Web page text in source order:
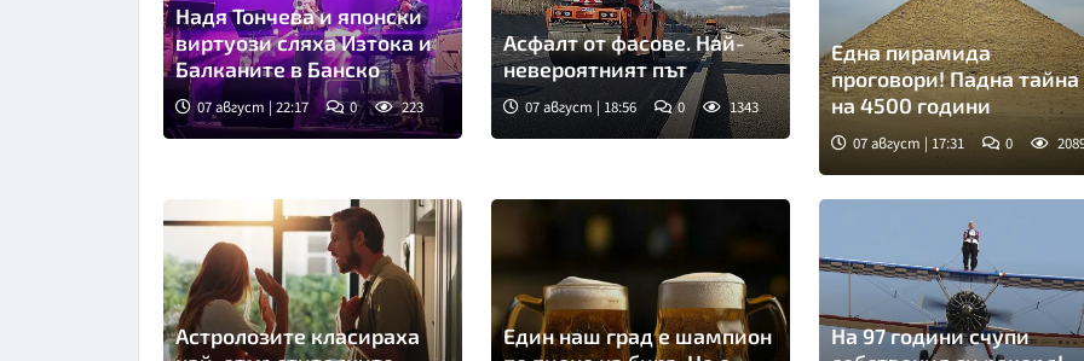
Надя Тончева и японски
виртуози сляха Изтока и
Балканите в Банско
07 август | 22:17 0 223
Асфалт от фасове. Най-
невероятният път
07 август | 18:56 0 1343
Снимка: goggle
Една пирамида
проговори! Падна тайна
на 4500 години
07 август | 17:31 0
Астролозите класираха
Един наш град е шампион
На 97 години счупи